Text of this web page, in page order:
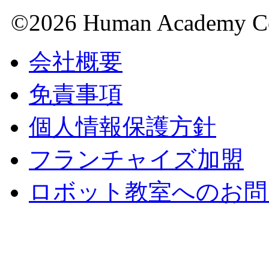
©2026 Human Academy
会社概要
免責事項
個人情報保護方針
フランチャイズ加盟
ロボット教室へのお